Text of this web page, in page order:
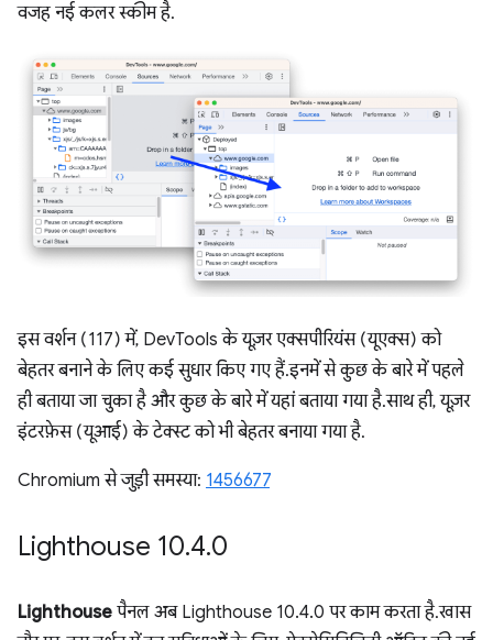
वजह नई कलर स्कीम है.
इस वर्शन (117) में, DevTools के यूज़र एक्सपीरियंस (यूएक्स) को
बेहतर बनाने के लिए कई सुधार किए गए हैं. इनमें से कुछ के बारे में पहले
ही बताया जा चुका है और कुछ के बारे में यहां बताया गया है. साथ ही, यूज़र
इंटरफ़ेस (यूआई) के टेक्स्ट को भी बेहतर बनाया गया है.
Chromium से जुड़ी समस्या: 1456677
Lighthouse 10.4.0
Lighthouse पैनल अब Lighthouse 10.4.0 पर काम करता है. खास